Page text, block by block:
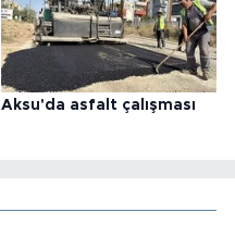
Aksu'da asfalt çalışması